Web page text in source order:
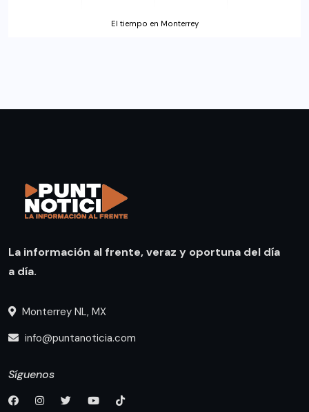
El tiempo en Monterrey
La información al frente, veraz y oportuna del día
a día.
Monterrey NL, MX
info@puntanoticia.com
Síguenos